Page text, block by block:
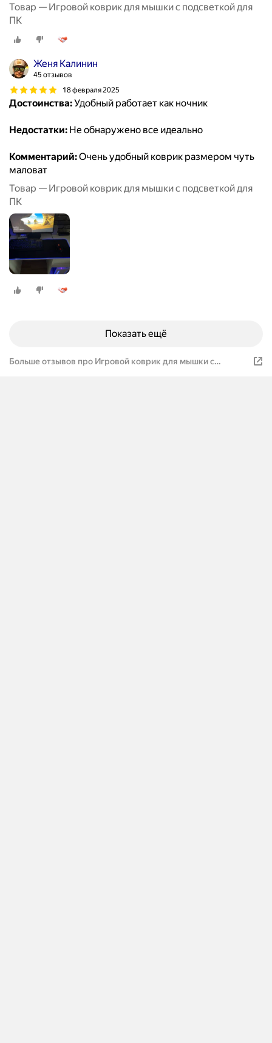
Товар — Игровой коврик для мышки с подсветкой для
ПК
Женя Калинин
45 отзывов
18 февраля 2025
Достоинства:Удобный работает как ночник
Недостатки: Не обнаружено все идеально
Комментарий:Очень удобный коврик размером чуть
маловат
Товар — Игровой коврик для мышки с подсветкой для
ПК
Показать ещё
Больше отзывов про Игровой коврик для мышки с